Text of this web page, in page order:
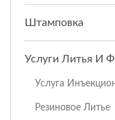
Штамповка
Услуги Литья И
Услуга
Резиновое Литье